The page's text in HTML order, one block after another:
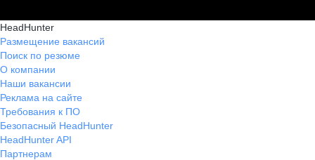
HeadHunter
Размещение вакансий
Поиск по резюме
О компании
Наши вакансии
Реклама на сайте
Требования к ПО
Безопасный HeadHunter
HeadHunter API
Партнерам